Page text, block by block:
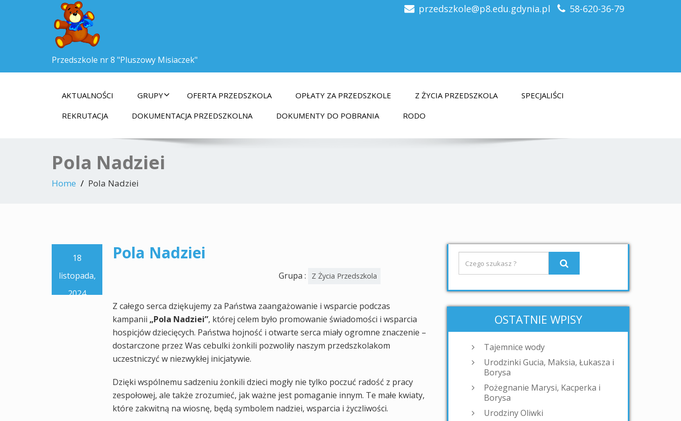
Przedszkole nr 8 "Pluszowy Misiaczek"
przedszkole@p8.edu.gdynia.pl 58-620-36-79
AKTUALNOŚCI GRUPY OFERTA PRZEDSZKOLA OPŁATY ZA PRZEDSZKOLE Z ŻYCIA PRZEDSZKOLA
SPECJALIŚCI
REKRUTACJA
DOKUMENTACJA PRZEDSZKOLNA DOKUMENTY DO POBRANIA RODO
Pola Nadziei
Home Pola Nadziei
18
listopada,
2024
Pola Nadziei
Grupa : Z Życia Przedszkola
Z całego serca dziękujemy za Państwa zaangażowanie i wsparcie podczas
kampanii „Pola Nadziei”, której celem było promowanie świadomości i wsparcia
hospicjów dziecięcych. Państwa hojność i otwarte serca miały ogromne znaczenie –
dostarczone przez Was cebulki żonkili pozwoliły naszym przedszkolakom
uczestniczyć w niezwykłej inicjatywie.
Dzięki wspólnemu sadzeniu żonkili dzieci mogły nie tylko poczuć radość z pracy
zespołowej, ale także zrozumieć, jak ważne jest pomaganie innym. Te małe kwiaty,
które zakwitną na wiosnę, będą symbolem nadziei, wsparcia i życzliwości.
OSTATNIE WPISY
Tajemnice wody
Urodzinki Gucia, Maksia, Łukasza i
Borysa
Pożegnanie Marysi, Kacperka i
Borysa
Urodziny Oliwki